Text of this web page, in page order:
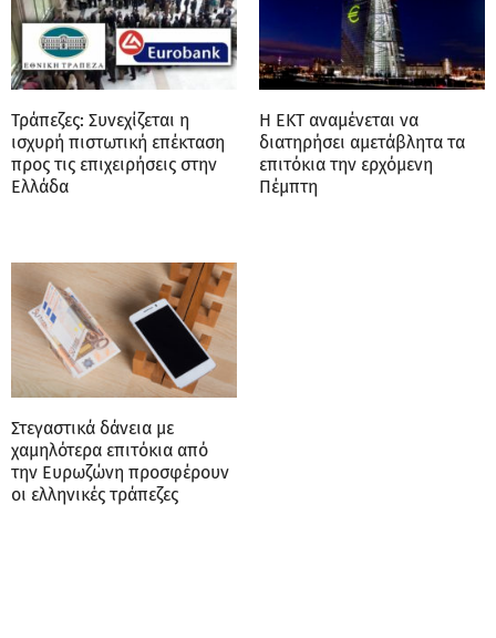
Τράπεζες: Συνεχίζεται η
ισχυρή πιστωτική επέκταση
προς τις επιχειρήσεις στην
Ελλάδα
Η ΕΚΤ αναμένεται να
διατηρήσει αμετάβλητα τα
επιτόκια την ερχόμενη
Πέμπτη
Στεγαστικά δάνεια με
χαμηλότερα επιτόκια από
την Ευρωζώνη προσφέρουν
οι ελληνικές τράπεζες